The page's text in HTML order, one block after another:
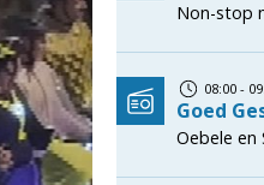
Non-stop
08:00 -
Goed
Oebele en